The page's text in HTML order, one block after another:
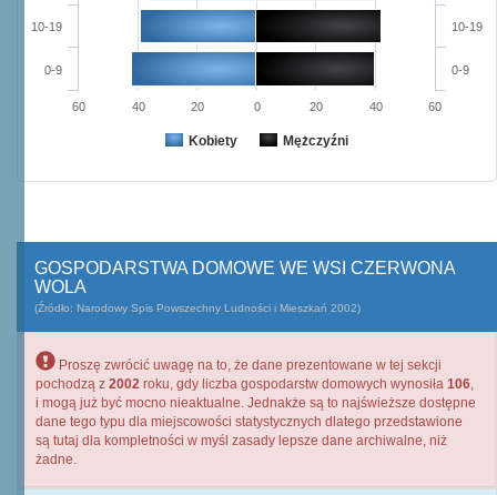
Kobiety Mężczyźni
0-9
10-19
0-9
10-19
40 20 0 20 40
60 60
GOSPODARSTWA DOMOWE WE WSI CZERWONA
WOLA
(Źródło: Narodowy Spis Powszechny Ludności i Mieszkań 2002)
Proszę zwrócić uwagę na to, że dane prezentowane w tej sekcji
pochodzą z 2002 roku, gdy liczba gospodarstw domowych wynosiła 106,
i mogą już być mocno nieaktualne. Jednakże są to najświeższe dostępne
dane tego typu dla miejscowości statystycznych dlatego przedstawione
są tutaj dla kompletności w myśl zasady lepsze dane archiwalne, niż
żadne.